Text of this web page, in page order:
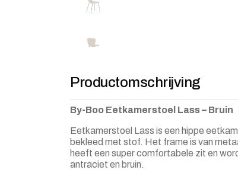
Productomschrijving
By-Boo Eetkamerstoel Lass – Bruin
Eetkamerstoel Lass is een hippe
bekleed met stof. Het frame is van
heeft een super comfortabele zit en
antraciet en bruin.